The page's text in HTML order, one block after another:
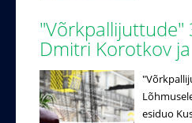
"Võrkpallijuttude"
Dmitri Korotkov
esiduo